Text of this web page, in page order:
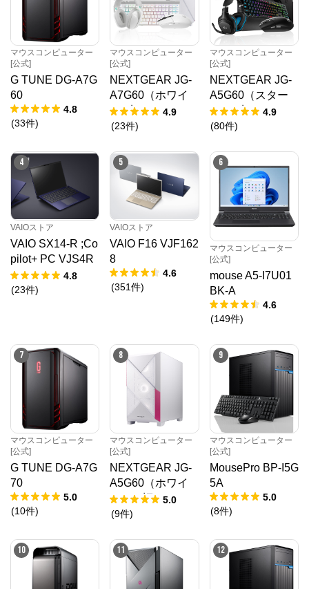
マウスコンピューター
[公式]
G TUNE DG-A7G
60
4.8
(33件)
マウスコンピューター
[公式]
NEXTGEAR JG-
A7G60（ホワイ
ト5点セット）
4.9
(23件)
マウスコンピューター
[公式]
NEXTGEAR JG-
A5G60（スター
ター5点セット）
4.9
(80件)
4
VAIOストア
VAIO SX14-R ;Co
pilot+ PC VJS4R
28
4.8
(23件)
5
VAIOストア
VAIO F16 VJF162
8
4.6
(351件)
6
マウスコンピューター
[公式]
mouse A5-I7U01
BK-A
4.6
(149件)
7
マウスコンピューター
[公式]
G TUNE DG-A7G
70
5.0
(10件)
8
マウスコンピューター
[公式]
NEXTGEAR JG-
A5G60（ホワイ
ト）（旧モデル /
販売終了）
5.0
(9件)
9
マウスコンピューター
[公式]
MousePro BP-I5G
5A
5.0
(8件)
10 11 12
マウスコンピューター[公式]
※外部サイトが開きます
マウスコンピューターは、お客様のご利用目的・ご予
算に沿って、自由にカスタマイズしたBTO（Build To
Order）パソコンをご提供する、国内生産のパソコン
当社パソコンには「3年間無償保証（一部製品を除
く）」「24時間×365日電話サポート」が標準で付帯、
休日や深夜でも専門国内スタッフが皆様をサポートい
たします。